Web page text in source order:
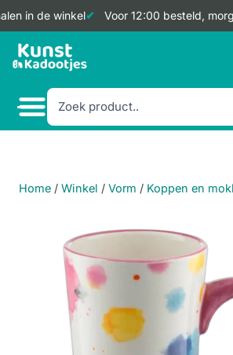
in de winkel Voor 12:00 besteld,
Doorgaan
naar
Home / Winkel / Vorm / Koppen en